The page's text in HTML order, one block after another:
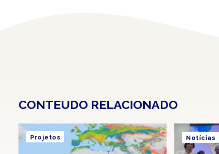
CONTEUDO RELACIONADO
Projetos Notícias